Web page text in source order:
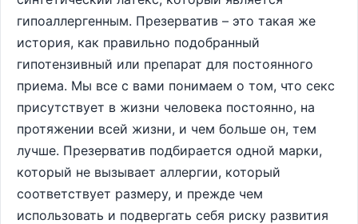
гипоаллергенным. Презерватив – это такая же
история, как правильно подобранный
гипотензивный или препарат для постоянного
приема. Мы все с вами понимаем о том, что секс
присутствует в жизни человека постоянно, на
протяжении всей жизни, и чем больше он, тем
лучше. Презерватив подбирается одной марки,
который не вызывает аллергии, который
соответствует размеру, и прежде чем
использовать и подвергать себя риску развития